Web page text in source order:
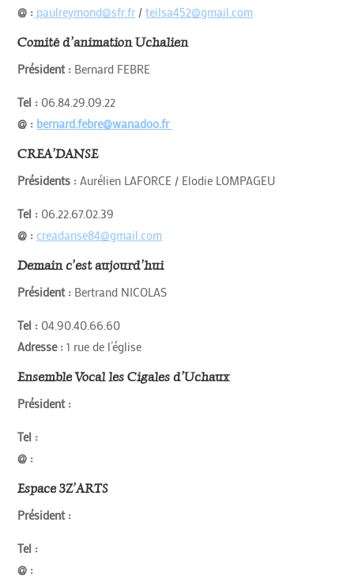
@ : paulreymond@sfr.fr /teilsa452@gmail.com
Comité d’animation Uchalien
Président : Bernard FEBRE
Tel : 06.84.29.09.22
@ : bernard.febre@wanadoo.fr
CREA’DANSE
Présidents : Aurélien LAFORCE / Elodie LOMPAGEU
Tel : 06.22.67.02.39
@ : creadanse84@gmail.com
Demain c’est aujourd’hui
Président : Bertrand NICOLAS
Tel : 04.90.40.66.60
Adresse : 1 rue de l’église
Ensemble Vocal les Cigales d’Uchaux
Président :
Tel :
@ :
Espace 3Z’ARTS
Président :
Tel :
@ :